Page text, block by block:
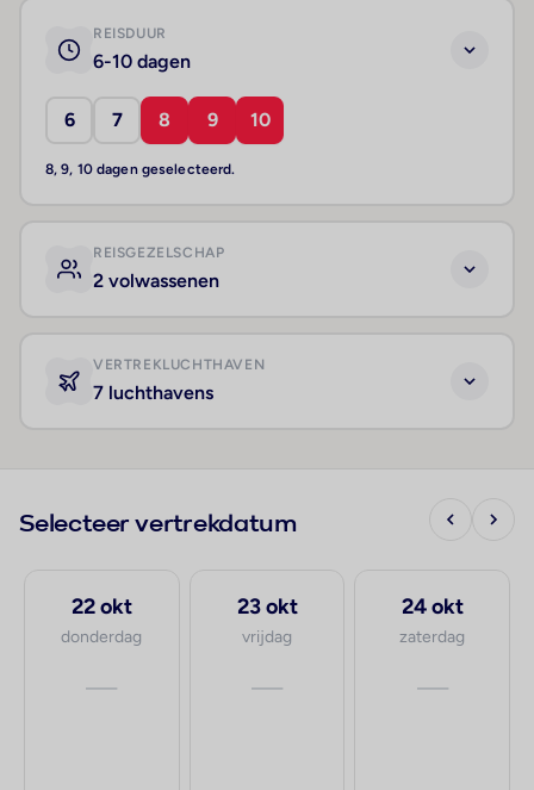
REISDUUR
6-10 dagen
6 7 8 9 10
8, 9, 10 dagen geselecteerd.
REISGEZELSCHAP
2 volwassenen
VERTREKLUCHTHAVEN
7 luchthavens
Selecteer vertrekdatum
22 okt
donderdag
—
23 okt
vrijdag
—
24 okt
zaterdag
—